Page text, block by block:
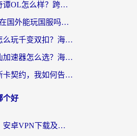
欧洲打古剑奇谭OL怎么样？跨越延迟的江湖梦
新大话西游2在国外能玩国服吗？海外玩家不卡的秘密都在这
在澳大利亚怎么玩千变双扣？海外党国服游戏加速终极指南
美国打新寻仙加速器怎么选？海外党亲测有效的国服游戏加速指南
在欧洲打帕斯卡契约，我如何告别延迟与卡顿？
个好
海外党必看：安卓VPN下载及回国加速器选择指南——告别地区限制，无缝刷国内资源